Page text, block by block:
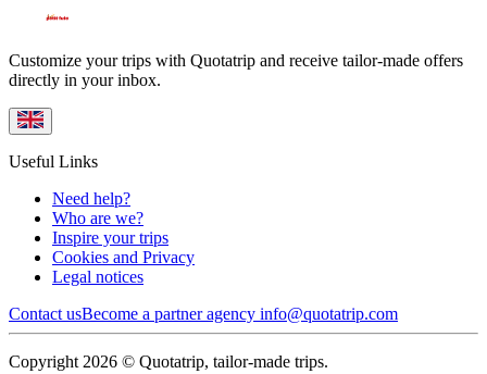
Customize your trips with Quotatrip and receive tailor-made offers
directly in your inbox.
Useful Links
Need help?
Who are we?
Inspire your trips
Cookies and Privacy
Legal notices
Contact usBecome a partner agency info@quotatrip.com
Copyright 2026 © Quotatrip, tailor-made trips.